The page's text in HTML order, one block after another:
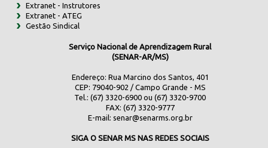
Extranet - Instrutores
Extranet - ATEG
Gestão Sindical
Serviço Nacional de Aprendizagem Rural
(SENAR-AR/MS)
Endereço: Rua Marcino dos Santos, 401
CEP: 79040-902 / Campo Grande - MS
Tel.: (67) 3320-6900 ou (67) 3320-9700
FAX: (67) 3320-9777
E-mail: senar@senarms.org.br
SIGA O SENAR MS NAS REDES SOCIAIS